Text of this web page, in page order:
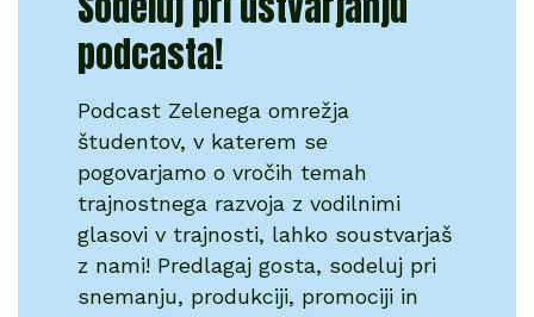
podcasta!
Podcast Zelenega omrežja
študentov, v katerem se
pogovarjamo o vročih temah
trajnostnega razvoja z vodilnimi
glasovi v trajnosti, lahko soustvarjaš
z nami! Predlagaj gosta, sodeluj pri
snemanju, produkciji, promociji in